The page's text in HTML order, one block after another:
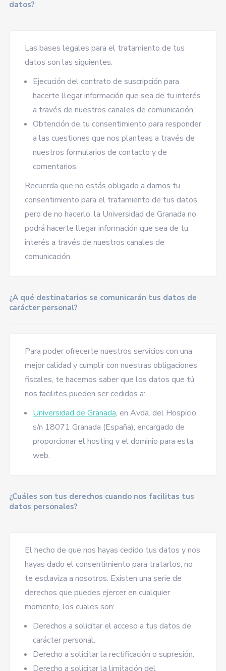
datos?
Las bases legales para el tratamiento de tus
datos son las siguientes:
Ejecución del contrato de suscripción para
hacerte llegar información que sea de tu interés
a través de nuestros canales de comunicación.
Obtención de tu consentimiento para responder
a las cuestiones que nos planteas a través de
nuestros formularios de contacto y de
comentarios.
Recuerda que no estás obligado a darnos tu
consentimiento para el tratamiento de tus datos,
pero de no hacerlo, la Universidad de Granada no
podrá hacerte llegar información que sea de tu
interés a través de nuestros canales de
comunicación.
¿A qué destinatarios se comunicarán tus datos de
carácter personal?
Para poder ofrecerte nuestros servicios con una
mejor calidad y cumplir con nuestras obligaciones
fiscales, te hacemos saber que los datos que tú
nos facilites pueden ser cedidos a:
Universidad de Granada, en Avda. del Hospicio,
s/n 18071 Granada (España), encargado de
proporcionar el hosting y el dominio para esta
web.
¿Cuáles son tus derechos cuando nos facilitas tus
datos personales?
El hecho de que nos hayas cedido tus datos y nos
hayas dado el consentimiento para tratarlos, no
te esclaviza a nosotros. Existen una serie de
derechos que puedes ejercer en cualquier
momento, los cuales son:
Derechos a solicitar el acceso a tus datos de
carácter personal.
Derecho a solicitar la rectificación o supresión.
Derecho a solicitar la limitación del